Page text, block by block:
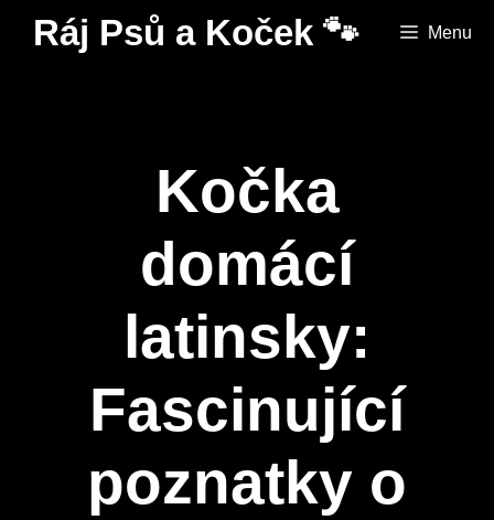
PřeskočitRáj Psů a Koček 🐾 Menu
Kočka
domácí
latinsky:
Fascinující
poznatky o